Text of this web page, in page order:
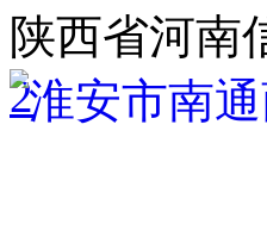
陕西省河南
2